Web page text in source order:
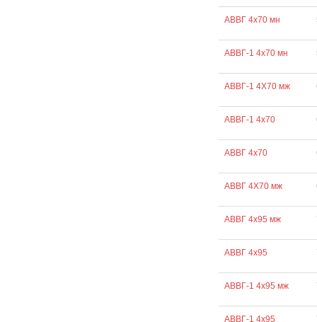
АВВГ 4х70 мн
АВВГ-1 4х70 мн
АВВГ-1 4Х70 мж
АВВГ-1 4х70
АВВГ 4х70
АВВГ 4Х70 мж
АВВГ 4х95 мж
АВВГ 4х95
АВВГ-1 4х95 мж
АВВГ-1 4х95